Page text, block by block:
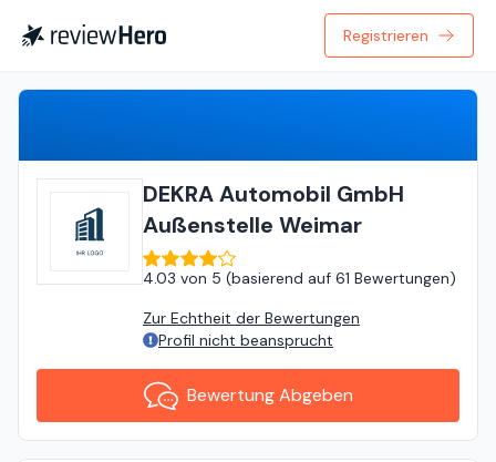
Registrieren
DEKRA Automobil GmbH
Außenstelle Weimar
4.03 von 5 (basierend auf 61 Bewertungen)
Zur Echtheit der Bewertungen
Profil nicht beansprucht
Bewertung Abgeben